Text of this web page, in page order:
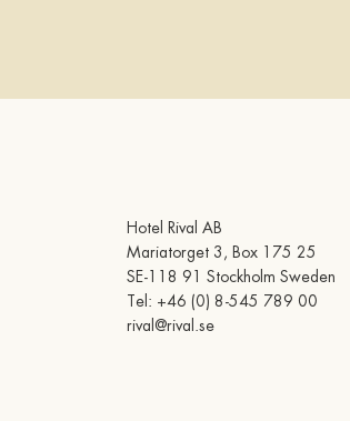
Hotel Rival AB
Mariatorget 3, Box 175 25
SE-118 91 Stockholm Sweden
Tel: +46 (0) 8-545 789 00
rival@rival.se